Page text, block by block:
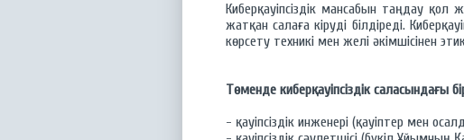
Киберқауіпсіздік мансабын таңдау
жатқан салаға кіруді білдіреді.
көрсету техникі мен желі әкімшісінен
Төменде киберқауіпсіздік саласындағы
- қауіпсіздік инженері (қауіптер мен